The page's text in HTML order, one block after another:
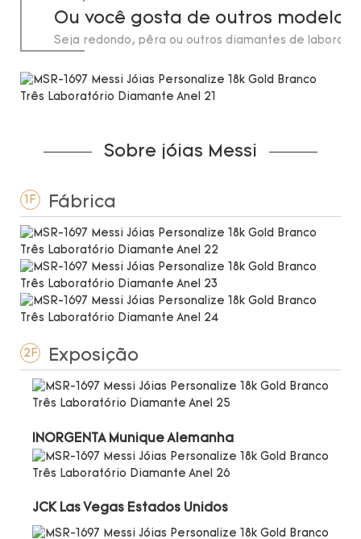
Ou você gosta de outros
Seja redondo, pêra ou outros diamantes de
Sobre jóias Messi
1F Fábrica
2F Exposição
INORGENTA Munique Alemanha
JCK Las Vegas Estados Unidos